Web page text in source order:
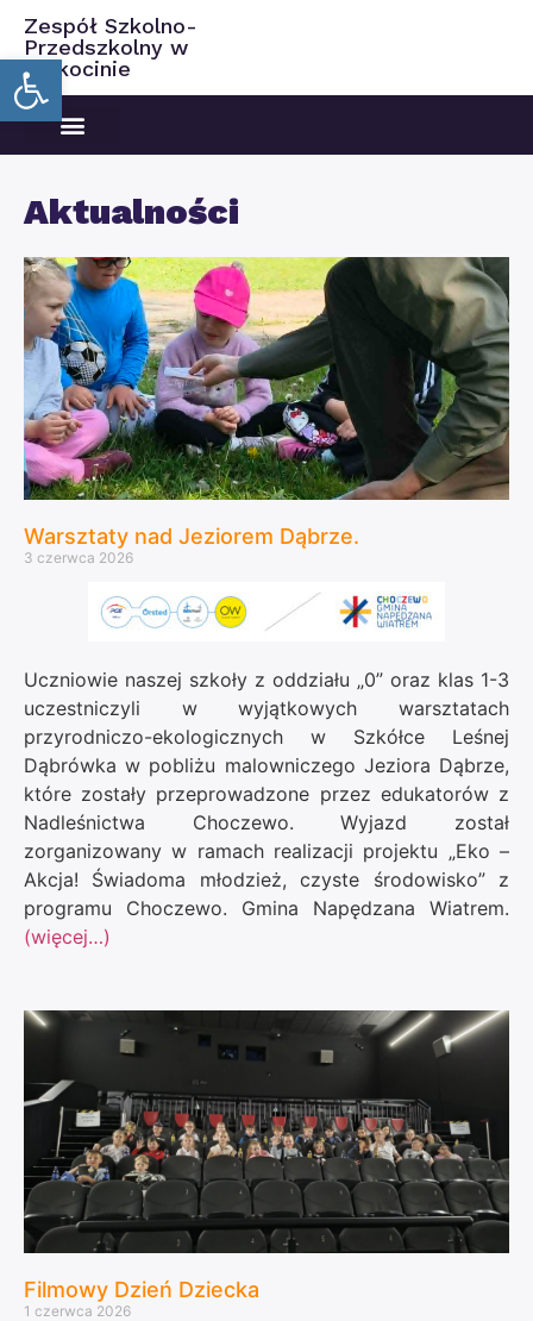
Open toolbar
Zespół Szkolno-
Przedszkolny w
Ciekocinie
Aktualności
Warsztaty nad Jeziorem Dąbrze.
3 czerwca 2026
Uczniowie naszej szkoły z oddziału „0” oraz klas 1-3
uczestniczyli w wyjątkowych warsztatach
przyrodniczo-ekologicznych w Szkółce Leśnej
Dąbrówka w pobliżu malowniczego Jeziora Dąbrze,
które zostały przeprowadzone przez edukatorów z
Nadleśnictwa Choczewo. Wyjazd został
zorganizowany w ramach realizacji projektu „Eko –
Akcja! Świadoma młodzież, czyste środowisko” z
programu Choczewo. Gmina Napędzana Wiatrem.
(więcej…)
Filmowy Dzień Dziecka
1 czerwca 2026